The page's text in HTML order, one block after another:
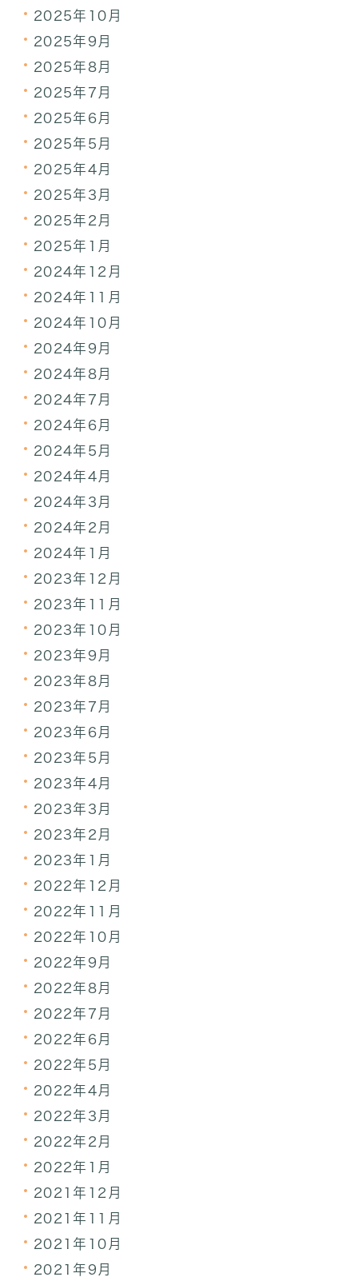
2025年10月
2025年9月
2025年8月
2025年7月
2025年6月
2025年5月
2025年4月
2025年3月
2025年2月
2025年1月
2024年12月
2024年11月
2024年10月
2024年9月
2024年8月
2024年7月
2024年6月
2024年5月
2024年4月
2024年3月
2024年2月
2024年1月
2023年12月
2023年11月
2023年10月
2023年9月
2023年8月
2023年7月
2023年6月
2023年5月
2023年4月
2023年3月
2023年2月
2023年1月
2022年12月
2022年11月
2022年10月
2022年9月
2022年8月
2022年7月
2022年6月
2022年5月
2022年4月
2022年3月
2022年2月
2022年1月
2021年12月
2021年11月
2021年10月
2021年9月